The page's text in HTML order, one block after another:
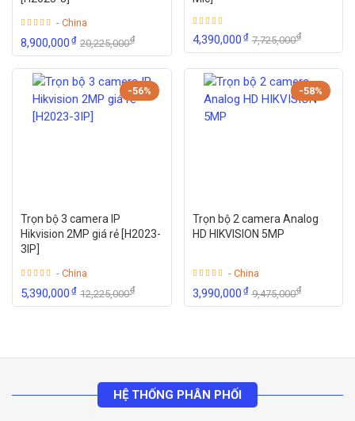
- China
8,900,000₫ 20,225,000₫ 4,390,000₫ 7,725,000₫
-56%
Trọn bộ 3 camera IP
Hikvision 2MP giá rẻ [H2023-
3IP]
- China
5,390,000₫ 12,225,000₫
-58%
Trọn bộ 2 camera Analog
HD HIKVISION 5MP
- China
3,990,000₫ 9,475,000₫
HỆ THỐNG PHÂN PHỐI